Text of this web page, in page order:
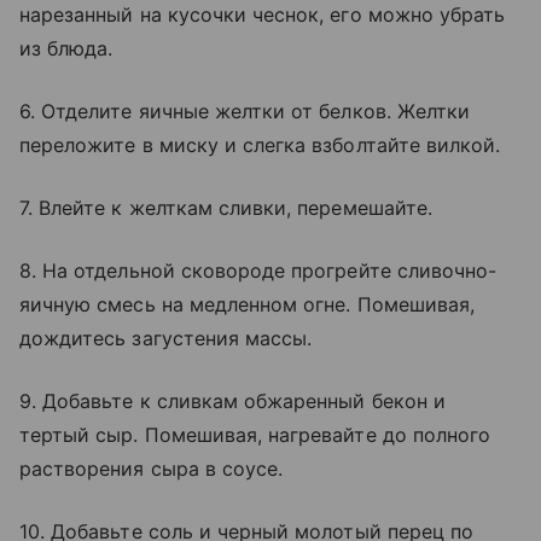
нарезанный на кусочки чеснок, его можно убрать
из блюда.
6. Отделите яичные желтки от белков. Желтки
переложите в миску и слегка взболтайте вилкой.
7. Влейте к желткам сливки, перемешайте.
8. На отдельной сковороде прогрейте сливочно-
яичную смесь на медленном огне. Помешивая,
дождитесь загустения массы.
9. Добавьте к сливкам обжаренный бекон и
тертый сыр. Помешивая, нагревайте до полного
растворения сыра в соусе.
10. Добавьте соль и черный молотый перец по